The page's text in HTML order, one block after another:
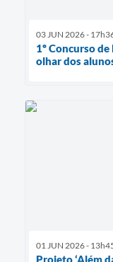
03 JUN 2026 -
1º Concurso
olhar dos
01 JUN 2026 -
Projeto ‘Além